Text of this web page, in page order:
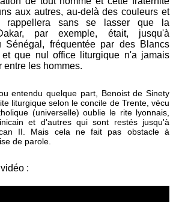
aux autres, au-delà des couleurs et
rappellera sans se lasser que la
par exemple, était, jusqu'à
Sénégal, fréquentée par des Blancs
que nul office liturgique n'a jamais
entre les hommes.
entendu quelque part, Benoist de Sinety
liturgique selon le concile de Trente, vécu
(universelle) oublie le rite lyonnais,
et d'autres qui sont restés jusqu'à
II. Mais cela ne fait pas obstacle à
de parole.
: